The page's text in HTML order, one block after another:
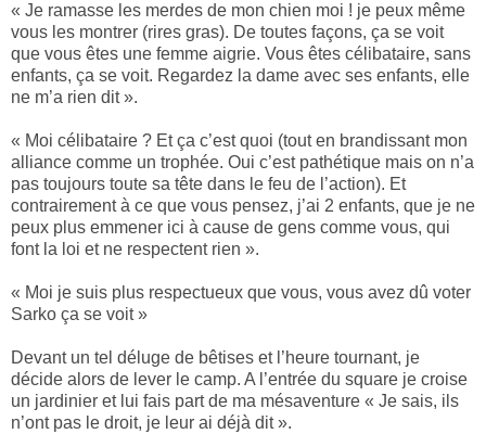
« Je ramasse les merdes de mon chien moi ! je peux même
vous les montrer (rires gras). De toutes façons, ça se voit
que vous êtes une femme aigrie. Vous êtes célibataire, sans
enfants, ça se voit. Regardez la dame avec ses enfants, elle
ne m’a rien dit ».
« Moi célibataire ? Et ça c’est quoi (tout en brandissant mon
alliance comme un trophée. Oui c’est pathétique mais on n’a
pas toujours toute sa tête dans le feu de l’action). Et
contrairement à ce que vous pensez, j’ai 2 enfants, que je ne
peux plus emmener ici à cause de gens comme vous, qui
font la loi et ne respectent rien ».
« Moi je suis plus respectueux que vous, vous avez dû voter
Sarko ça se voit »
Devant un tel déluge de bêtises et l’heure tournant, je
décide alors de lever le camp. A l’entrée du square je croise
un jardinier et lui fais part de ma mésaventure « Je sais, ils
n’ont pas le droit, je leur ai déjà dit ».